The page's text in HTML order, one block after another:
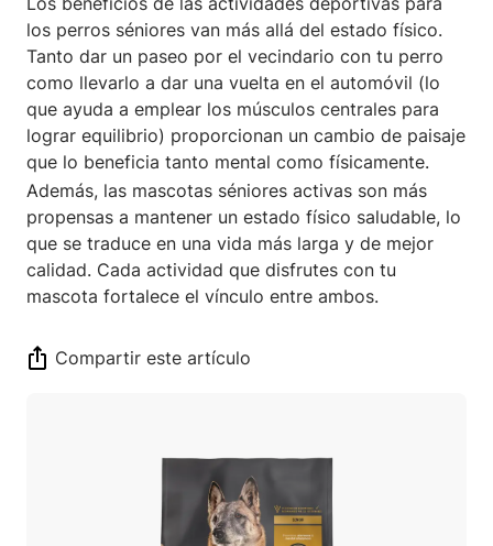
los perros séniores van más allá del estado físico.
Tanto dar un paseo por el vecindario con tu perro
como llevarlo a dar una vuelta en el automóvil (lo
que ayuda a emplear los músculos centrales para
lograr equilibrio) proporcionan un cambio de paisaje
que lo beneficia tanto mental como físicamente.
Además, las mascotas séniores activas son más
propensas a mantener un estado físico saludable, lo
que se traduce en una vida más larga y de mejor
calidad. Cada actividad que disfrutes con tu
mascota fortalece el vínculo entre ambos.
Compartir este artículo